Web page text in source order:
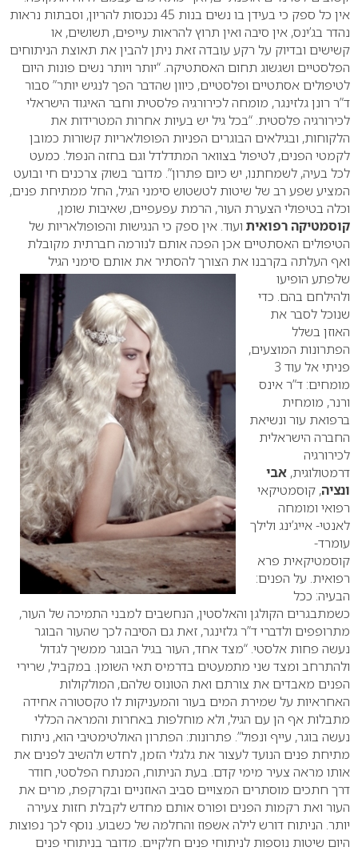
אין כל ספק כי בעידן בו נשים בנות 45 נכנסות להריון, וסבתות נראות
נהדר בג’ינס, אין סיבה ואין תרוץ להראות עייפים, תשושים, או
קשישים ובדיוק על רקע עובדה זאת ניתן להבין את תאוצת הניתוחים
הפלסטיים ושגשוג תחום האסתטיקה. “יותר ויותר נשים פונות היום
לטיפולים אסתטיים ופלסטיים, כיוון שהדבר הפך לנגיש יותר” סבור
ד”ר רונן גלזינגר, מומחה לכירורגיה פלסטית וחבר האיגוד הישראלי
לכירורגיה פלסטית. “בכל גיל יש בעיות אחרות המטרידות את
הלקוחות, ובגילאים הבוגרים הפניות הפופולאריות קשורות כמובן
לקמטי הפנים, לטיפול בצוואר המתדלדל וגם בחזה הנפול. כמעט
לכל בעיה, לשמחתנו, יש כיום פתרון”. מדובר בשוק צרכנים חי ובועט
המציע שפע רב של שיטות לטשטוש סימני הגיל, החל ממתיחת פנים,
וכלה בטיפולי הצערת העור, הרמת עפעפיים, שאיבות שומן,
קוסמטיקה רפואית ועוד. אין ספק כי הנגישות והפופולאריות של
הטיפולים האסתטיים אכן הפכה אותם לנורמה חברתית מקובלת
ואף העלתה בקרבנו את הצורך להסתיר את אותם סימני הגיל
שלפתע הופיעו
ולהילחם בהם. כדי
שנוכל לסבר את
האוזן בשלל
הפתרונות המוצעים,
פניתי אל עוד 3
מומחים: ד”ר אינס
ורנר, מומחית
ברפואת עור ונשיאת
החברה הישראלית
לכירורגיה
דרמטולוגית, אבי
ונציה, קוסמטיקאי
רפואי ומומחה
לאנטי- אייג’ינג ולילך
עומרד-
קוסמטיקאית פרא
רפואית. על הפנים:
הבעיה: ככל
כשמתבגרים הקולגן והאלסטין, הנחשבים למבני התמיכה של העור,
מתרופפים ולדברי ד”ר גלזינגר, זאת גם הסיבה לכך שהעור הבוגר
נעשה פחות אלסטי. “מצד אחד, העור בגיל הבוגר ממשיך לגדול
ולהתרחב ומצד שני מתמעטים בדרמיס תאי השומן. במקביל, שרירי
הפנים מאבדים את צורתם ואת הטונוס שלהם, המולקולות
האחראיות על שמירת המים בעור והמעניקות לו טקסטורה אחידה
מתבלות אף הן עם הגיל, ולא מוחלפות באחרות והמראה הכללי
נעשה בוגר, עייף ונפול”. פתרונות: הפתרון האולטימטיבי הוא, ניתוח
מתיחת פנים הנועד לעצור את גלגלי הזמן, לחדש ולהשיב לפנים את
אותו מראה צעיר מימי קדם. בעת הניתוח, המנתח הפלסטי, חודר
דרך חתכים מוסתרים המצויים סביב האוזניים ובקרקפת, מרים את
העור ואת רקמות הפנים ופורס אותם מחדש לקבלת חזות צעירה
יותר. הניתוח דורש לילה אשפוז והחלמה של כשבוע. נוסף לכך נפוצות
היום שיטות נוספות לניתוחי פנים חלקיים. מדובר בניתוחי פנים